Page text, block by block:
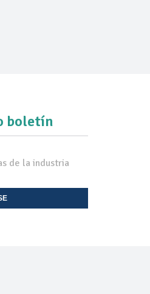
boletín
de la industria